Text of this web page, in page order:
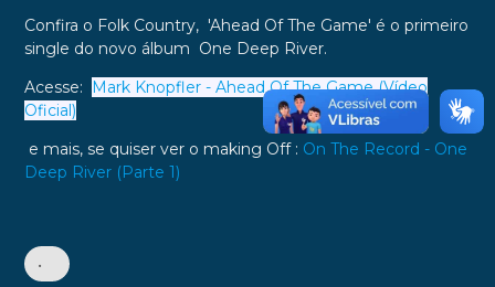
Confira o Folk Country, 'Ahead Of The Game' é o primeiro
single do novo álbum One Deep River.
Acesse:
Mark Knopfler - Ahead Of The Game (Vídeo
Oficial)
e mais, se quiser ver o making Off : On The Record - One
Deep River (Parte 1)
•